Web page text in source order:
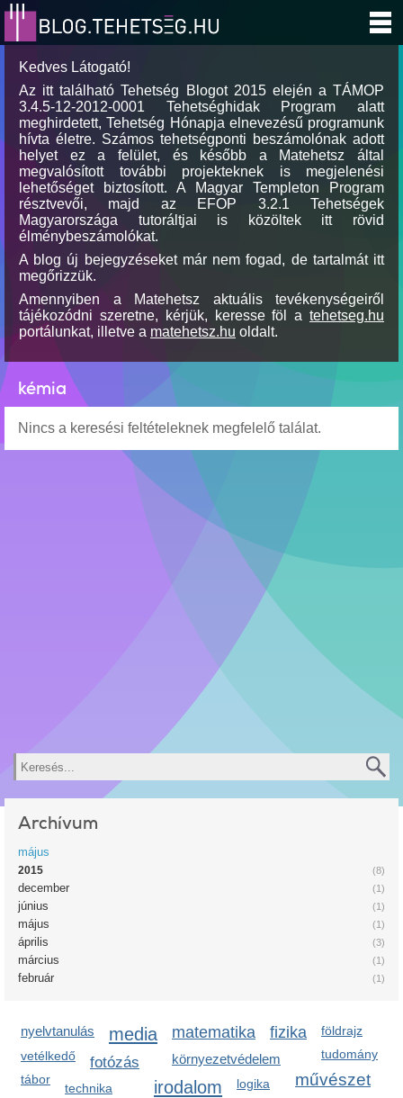
Kedves Látogató!
Az itt található Tehetség Blogot 2015 elején a TÁMOP
3.4.5-12-2012-0001 Tehetséghidak Program alatt
meghirdetett, Tehetség Hónapja elnevezésű programunk
hívta életre. Számos tehetségponti beszámolónak adott
helyet ez a felület, és később a Matehetsz által
megvalósított további projekteknek is megjelenési
lehetőséget biztosított. A Magyar Templeton Program
résztvevői, majd az EFOP 3.2.1 Tehetségek
Magyarországa tutoráltjai is közöltek itt rövid
élménybeszámolókat.
A blog új bejegyzéseket már nem fogad, de tartalmát itt
megőrizzük.
Amennyiben a Matehetsz aktuális tevékenységeiről
tájékozódni szeretne, kérjük, keresse föl a tehetseg.hu
portálunkat, illetve a matehetsz.hu oldalt.
kémia
Nincs a keresési feltételeknek megfelelő találat.
Keresés
Archívum
május
(8)
2015
(1)
december
(1)
június
(1)
május
(3)
április
(1)
március
(1)
február
nyelvtanulás media matematika fizika
környezetvédelem
földrajz
tudomány
vetélkedő
művészet
fotózás
tábor irodalom
technika
logika